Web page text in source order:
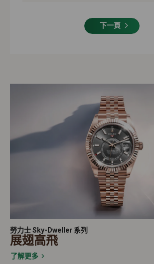
下一頁
勞力士 Sky-Dweller 系列
展翅高飛
了解更多